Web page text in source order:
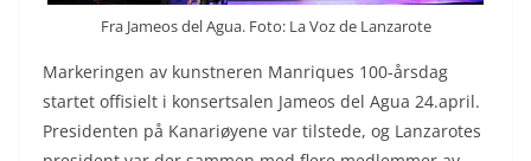
Fra Jameos del Agua. Foto: La Voz de Lanzarote
Markeringen av kunstneren Manriques 100-årsdag
startet offisielt i konsertsalen Jameos del Agua 24.april.
Presidenten på Kanariøyene var tilstede, og Lanzarotes